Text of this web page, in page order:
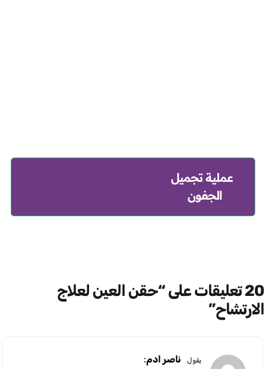
عملية تجميل
الجفون
20 تعليقات على “حقن العين لعلاج
الارتشاح”
يقول ناصر ادم: